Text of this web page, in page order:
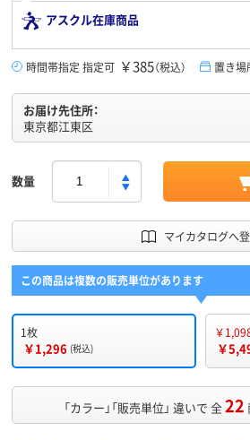
アスクル在庫商品
時間帯指定 指定可 ￥385（税込） 置き場
お届け先住所：
東京都江東区
数量
マイカタログへ
この商品は複数の販売単位があります
1枚
￥1,296 (税込)
￥
￥
「カラー」「販売単位」 違いで 全22